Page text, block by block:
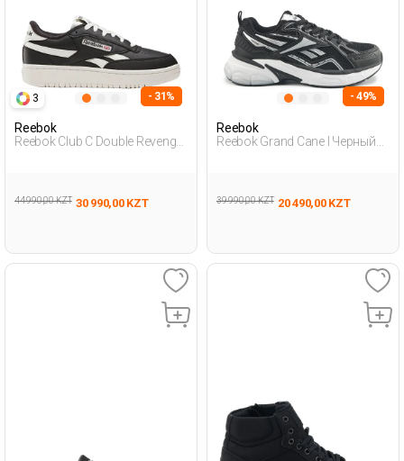
3 - 31%
Reebok
Reebok Club C Double Revenge
44 990,00 KZT 30 990,00 KZT
- 49%
Reebok
Reebok Grand Cane I Черный
39 990,00 KZT 20 490,00 KZT